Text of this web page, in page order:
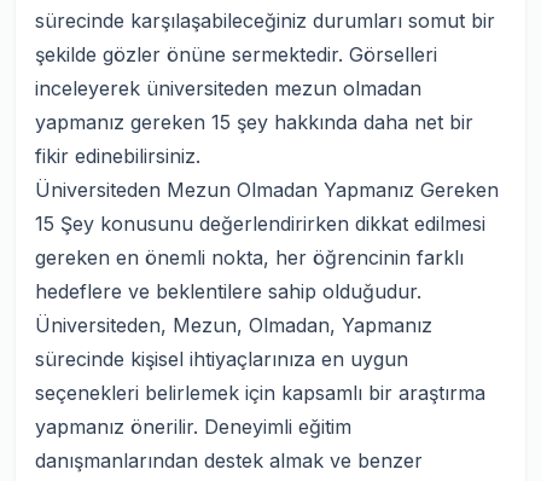
sürecinde karşılaşabileceğiniz durumları somut bir
şekilde gözler önüne sermektedir. Görselleri
inceleyerek üniversiteden mezun olmadan
yapmanız gereken 15 şey hakkında daha net bir
fikir edinebilirsiniz.
Üniversiteden Mezun Olmadan Yapmanız Gereken
15 Şey konusunu değerlendirirken dikkat edilmesi
gereken en önemli nokta, her öğrencinin farklı
hedeflere ve beklentilere sahip olduğudur.
Üniversiteden, Mezun, Olmadan, Yapmanız
sürecinde kişisel ihtiyaçlarınıza en uygun
seçenekleri belirlemek için kapsamlı bir araştırma
yapmanız önerilir. Deneyimli eğitim
danışmanlarından destek almak ve benzer